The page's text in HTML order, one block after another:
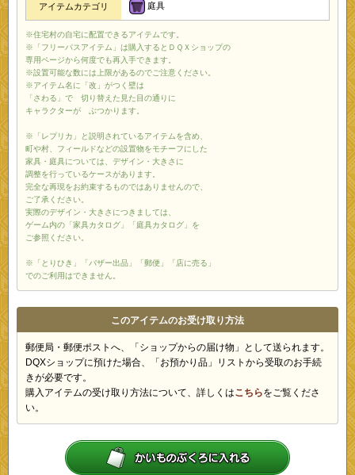
アイテムカテゴリ 庭具
※住宅村の自宅に配置できるアイテムです。
※「フリーパスアイテム」は購入するとＤＱＸショップの
専用ページから何度でも再入手できます。
※設置可能な数には上限があるのでご注意ください。
※アイテム名に「改」がつく壁は
「さわる」で 切り替えた見た目の通りに
キャラクターが ぶつかります。
※「レプリカ」と説明されているアイテムを含め、
町や村、フィールドなどの設置物をモチーフにした
家具・庭具については、デザイン・大きさに
調整を行っているケースがあります。
完全な再現をお約束するものではありませんので、
ご了承ください。
実際のデザイン・大きさにつきましては、
ゲーム内の「家具カタログ」「庭具カタログ」を
ご参照ください。
※「とりひき」「バザー出品」「郵便」「店に売る」
でのご利用はできません。
このアイテムのお受け取り方法
郵便局・郵便ポストへ、「ショップからの届け物」として送られます。
DQXショップに預けた場合、「お預かり品」リストから受取のお手続
きが必要です。
購入アイテムの受け取り方法について、詳しくはこちらをご覧くださ
い。